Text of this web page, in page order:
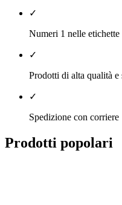
✓
Numeri 1 nelle etichette
✓
Prodotti di alta qualità e
✓
Spedizione con corriere
Prodotti popolari